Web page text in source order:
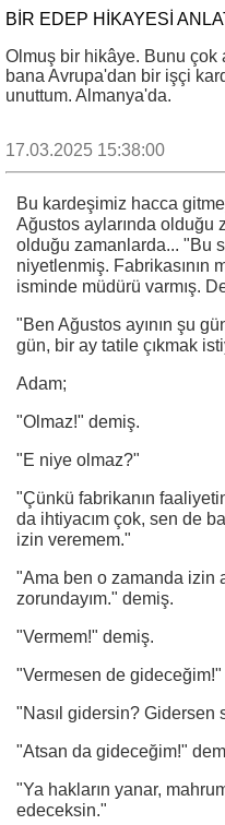
BIR EDEP HIKAYESI
Olmuş bir hikâye. Bunu çok
bana Avrupa'dan bir işçi
unuttum. Almanya'da.
17.03.2025 15:38:00
Bu kardeşimiz hacca
Ağustos aylarında olduğu
olduğu zamanlarda... "Bu
niyetlenmiş. Fabrikasının
isminde müdürü varmış.
"Ben Ağustos ayının şu
gün, bir ay tatile çıkmak
Adam;
"Olmaz!" demiş.
"E niye olmaz?"
"Çünkü fabrikanın
da ihtiyacım çok, sen de
izin veremem."
"Ama ben o zamanda izin
zorundayım." demiş.
"Vermem!" demiş.
"Vermesen de gideceğim!"
"Nasıl gidersin? Gidersen
"Atsan da gideceğim!"
"Ya hakların yanar,
edeceksin."